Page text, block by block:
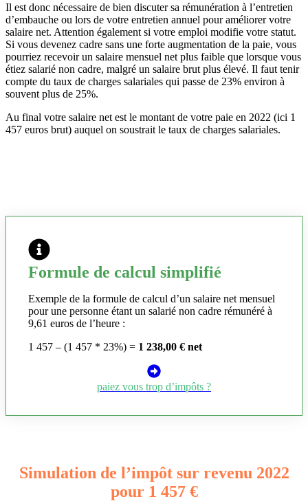
Il est donc nécessaire de bien discuter sa rémunération à l’entretien
d’embauche ou lors de votre entretien annuel pour améliorer votre
salaire net. Attention également si votre emploi modifie votre statut.
Si vous devenez cadre sans une forte augmentation de la paie, vous
pourriez recevoir un salaire mensuel net plus faible que lorsque vous
étiez salarié non cadre, malgré un salaire brut plus élevé. Il faut tenir
compte du taux de charges salariales qui passe de 23% environ à
souvent plus de 25%.
Au final votre salaire net est le montant de votre paie en 2022 (ici 1
457 euros brut) auquel on soustrait le taux de charges salariales.
Formule de calcul simplifié
Exemple de la formule de calcul d’un salaire net mensuel
pour une personne étant un salarié non cadre rémunéré à
9,61 euros de l’heure :
1 457 – (1 457 * 23%) = 1 238,00 € net
paiez vous trop d’impôts ?
Simulation de l’impôt sur revenu 2022
pour 1 457 €